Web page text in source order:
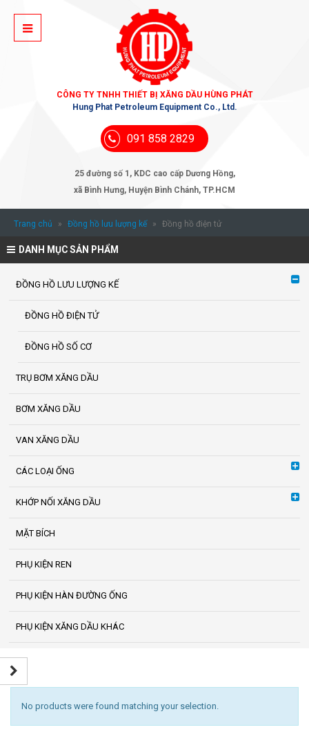
CÔNG TY TNHH THIẾT BỊ XĂNG DẦU HÙNG PHÁT
Hung Phat Petroleum Equipment Co., Ltd.
091 858 2829
25 đường số 1, KDC cao cấp Dương Hồng,
xã Bình Hưng, Huyện Bình Chánh, TP.HCM
Trang chủ » Đồng hồ lưu lượng kế » Đồng hồ điện tử
DANH MỤC SẢN PHẨM
ĐỒNG HỒ LƯU LƯỢNG KẾ
ĐỒNG HỒ ĐIỆN TỬ
ĐỒNG HỒ SỐ CƠ
TRỤ BƠM XĂNG DẦU
BƠM XĂNG DẦU
VAN XĂNG DẦU
CÁC LOẠI ỐNG
KHỚP NỐI XĂNG DẦU
MẶT BÍCH
PHỤ KIỆN REN
PHỤ KIỆN HÀN ĐƯỜNG ỐNG
PHỤ KIỆN XĂNG DẦU KHÁC
No products were found matching your selection.